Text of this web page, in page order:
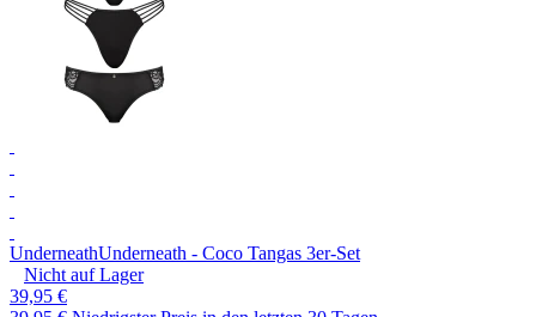
UnderneathUnderneath - Coco Tangas 3er-Set
Nicht auf Lager
39,95 €